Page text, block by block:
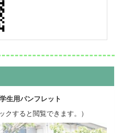
生用パンフレット
クすると閲覧できます。）